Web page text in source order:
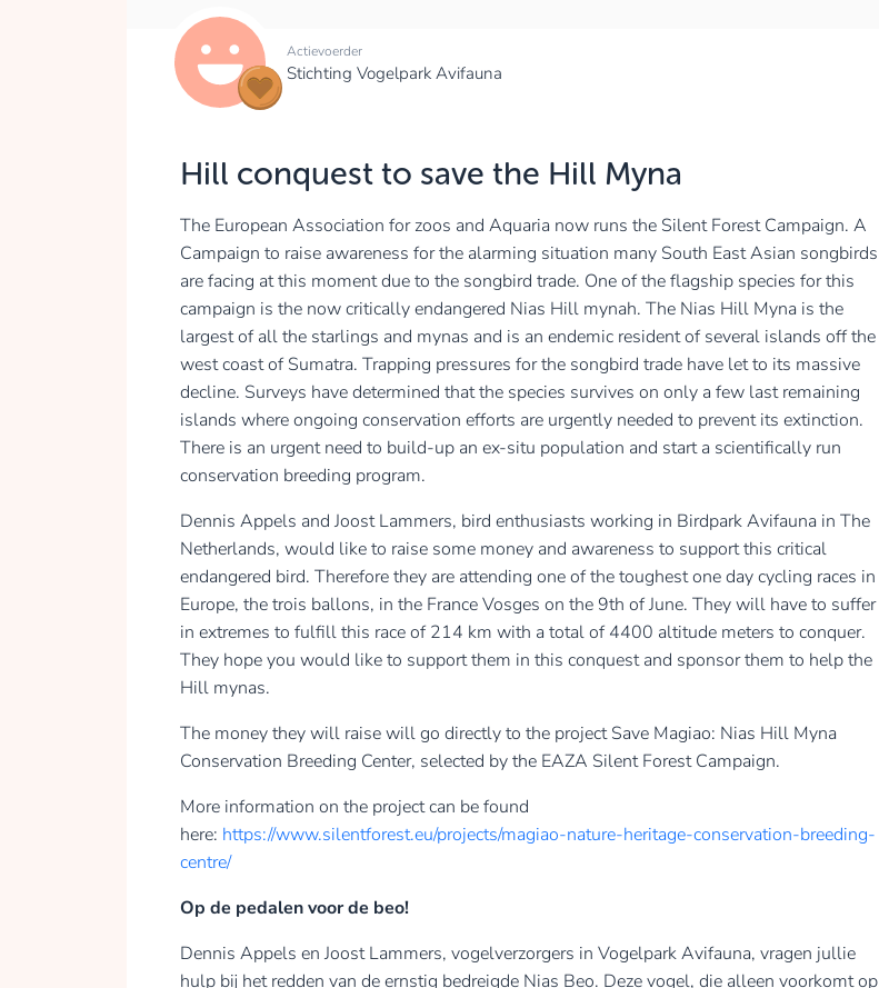
Actievoerder
Stichting Vogelpark Avifauna
Hill conquest to save the Hill Myna
The European Association for zoos and Aquaria now runs the Silent Forest Campaign. A
Campaign to raise awareness for the alarming situation many South East Asian songbirds
are facing at this moment due to the songbird trade. One of the flagship species for this
campaign is the now critically endangered Nias Hill mynah. The Nias Hill Myna is the
largest of all the starlings and mynas and is an endemic resident of several islands off the
west coast of Sumatra. Trapping pressures for the songbird trade have let to its massive
decline. Surveys have determined that the species survives on only a few last remaining
islands where ongoing conservation efforts are urgently needed to prevent its extinction.
There is an urgent need to build-up an ex-situ population and start a scientifically run
conservation breeding program.
Dennis Appels and Joost Lammers, bird enthusiasts working in Birdpark Avifauna in The
Netherlands, would like to raise some money and awareness to support this critical
endangered bird. Therefore they are attending one of the toughest one day cycling races in
Europe, the trois ballons, in the France Vosges on the 9th of June. They will have to suffer
in extremes to fulfill this race of 214 km with a total of 4400 altitude meters to conquer.
They hope you would like to support them in this conquest and sponsor them to help the
Hill mynas.
The money they will raise will go directly to the project Save Magiao: Nias Hill Myna
Conservation Breeding Center, selected by the EAZA Silent Forest Campaign.
More information on the project can be found
here: https://www.silentforest.eu/projects/magiao-nature-heritage-conservation-breeding-
centre/
Op de pedalen voor de beo!
Dennis Appels en Joost Lammers, vogelverzorgers in Vogelpark Avifauna, vragen jullie
hulp bij het redden van de ernstig bedreigde Nias Beo. Deze vogel, die alleen voorkomt op